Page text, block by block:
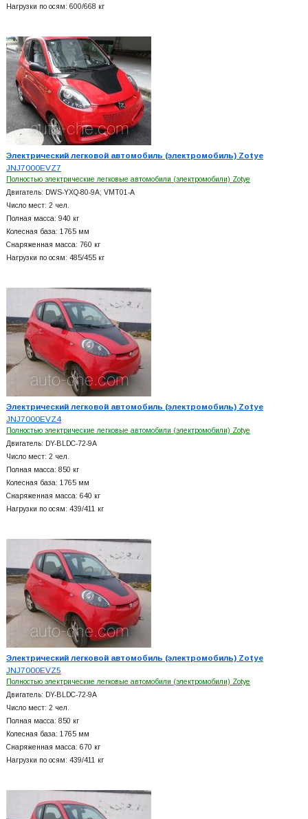
Нагрузки по осям: 600/668 кг
Электрический легковой автомобиль (электромобиль) Zotye
JNJ7000EVZ7
Полностью электрические легковые автомобили (электромобили) Zotye
Двигатель: DWS-YXQ-80-9A; VMT01-A
Число мест: 2 чел.
Полная масса: 940 кг
Колесная база: 1765 мм
Снаряженная масса: 760 кг
Нагрузки по осям: 485/455 кг
Электрический легковой автомобиль (электромобиль) Zotye
JNJ7000EVZ4
Полностью электрические легковые автомобили (электромобили) Zotye
Двигатель: DY-BLDC-72-9A
Число мест: 2 чел.
Полная масса: 850 кг
Колесная база: 1765 мм
Снаряженная масса: 640 кг
Нагрузки по осям: 439/411 кг
Электрический легковой автомобиль (электромобиль) Zotye
JNJ7000EVZ5
Полностью электрические легковые автомобили (электромобили) Zotye
Двигатель: DY-BLDC-72-9A
Число мест: 2 чел.
Полная масса: 850 кг
Колесная база: 1765 мм
Снаряженная масса: 670 кг
Нагрузки по осям: 439/411 кг